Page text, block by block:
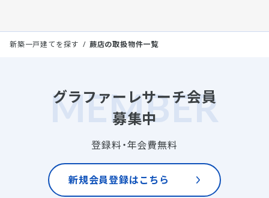
新築一戸建てを探す 蕨店の取扱物件一覧
グラファーレサーチ会員
募集中
登録料・年会費無料
新規会員登録はこちら